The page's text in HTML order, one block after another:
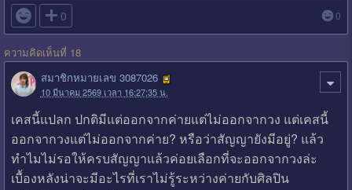
 0 0
ความคิดเห็นที่ 18
สมาชิกหมายเลข 3087026
10 มีนาคม 2569 เวลา 16:27:35 น.
เคสนี้แปลก ปกติมีแต่ออกจากค่ายแต่ไม่ออกจากวง แต่เคสนี้
ออกจากวงแต่ไม่ออกจากค่าย? หรือว่าสัญญายังมีอยู่? แล้ว
ทำไมไม่รอให้ครบสัญญาแล้วค่อยเลือกที่จะออกจากวงล่ะ
เบื้องหลังน่าจะมีอะไรที่เราไม่รู้ระหว่างค่ายกับศิลปิน